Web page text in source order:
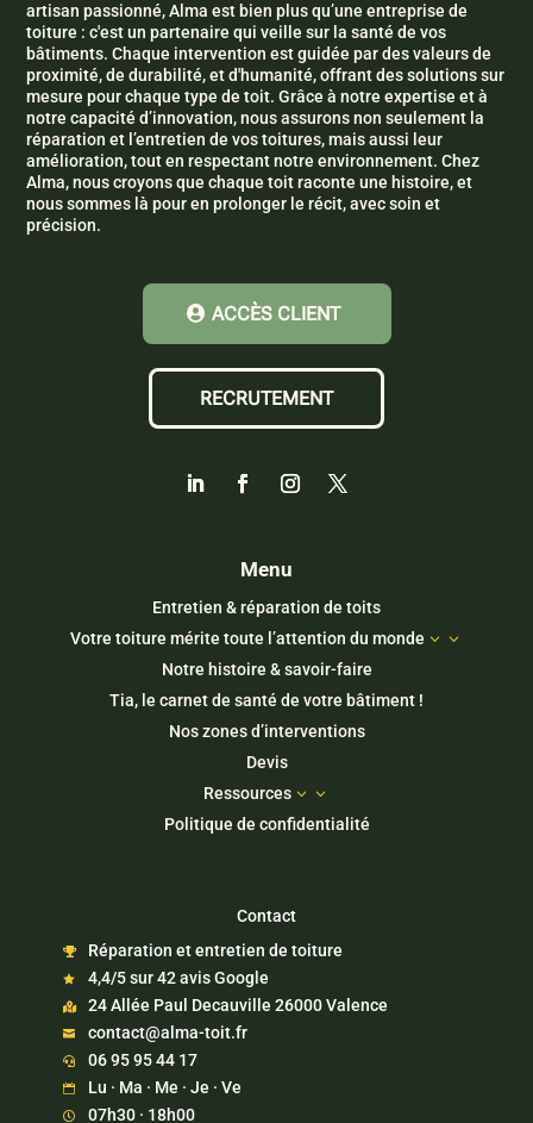
artisan passionné, Alma est bien plus qu’une entreprise de
toiture : c'est un partenaire qui veille sur la santé de vos
bâtiments. Chaque intervention est guidée par des valeurs de
proximité, de durabilité, et d'humanité, offrant des solutions sur
mesure pour chaque type de toit. Grâce à notre expertise et à
notre capacité d’innovation, nous assurons non seulement la
réparation et l’entretien de vos toitures, mais aussi leur
amélioration, tout en respectant notre environnement. Chez
Alma, nous croyons que chaque toit raconte une histoire, et
nous sommes là pour en prolonger le récit, avec soin et
précision.
ACCÈS CLIENT
RECRUTEMENT
Menu
Entretien & réparation de toits
Votre toiture mérite toute l’attention du monde
3
Notre histoire & savoir-faire
Tia, le carnet de santé de votre bâtiment !
Nos zones d’interventions
Devis
Ressources
3
Politique de confidentialité
Contact
 Réparation et entretien de toiture
 4,4/5 sur 42 avis Google
 24 Allée Paul Decauville 26000 Valence
 contact@alma-toit.fr
 06 95 95 44 17
 Lu · Ma · Me · Je · Ve
 07h30 · 18h00